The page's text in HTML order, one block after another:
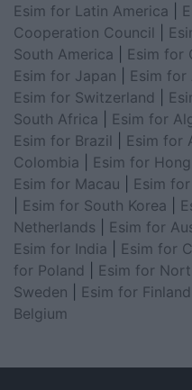
Esim for Latin America
Cooperation Council
South America
Esim for
Esim for Japan
Esim for
Esim for Switzerland
South Africa
Esim for
Esim for Brazil
Esim for
Colombia
Esim for
Esim for Macau
Esim
Esim for South Korea
Netherlands
Esim for
Esim for India
Esim for
for Poland
Esim for
Sweden
Esim for Finland
Belgium